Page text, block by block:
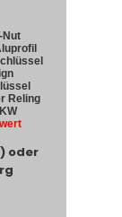
Nut
Reling
oder